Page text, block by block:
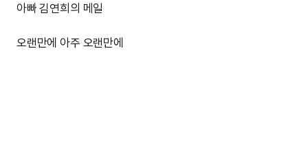
아빠 김연희의 메일
오랜만에 아주 오랜만에